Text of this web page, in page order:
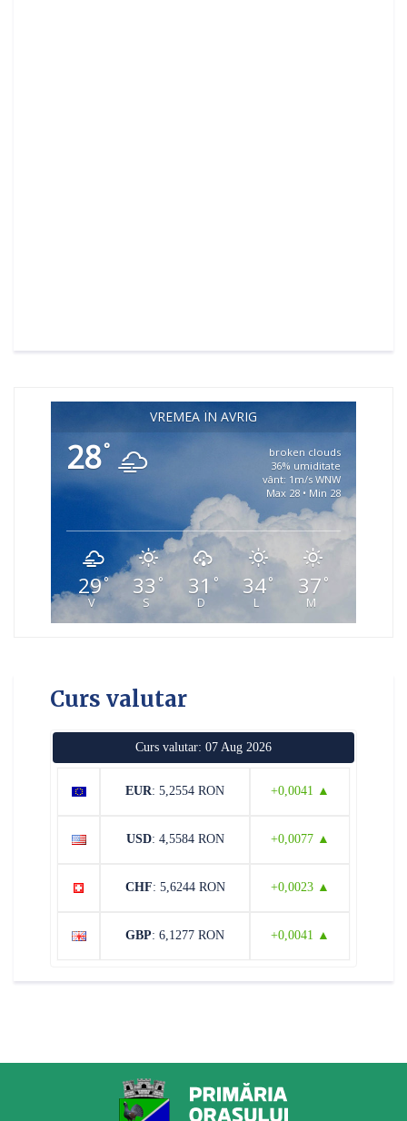
VREMEA ÎN AVRIG
28°
broken clouds
36% umiditate
vânt: 1m/s WNW
Max 28 • Min 28
29°
V
33 °
S
31 °
D
34°
L
37 °
M
Curs valutar
Curs valutar: 07 Aug 2026
EUR: 5,2554 RON +0,0041 ▲
USD: 4,5584 RON +0,0077 ▲
CHF: 5,6244 RON +0,0023 ▲
GBP: 6,1277 RON +0,0041 ▲